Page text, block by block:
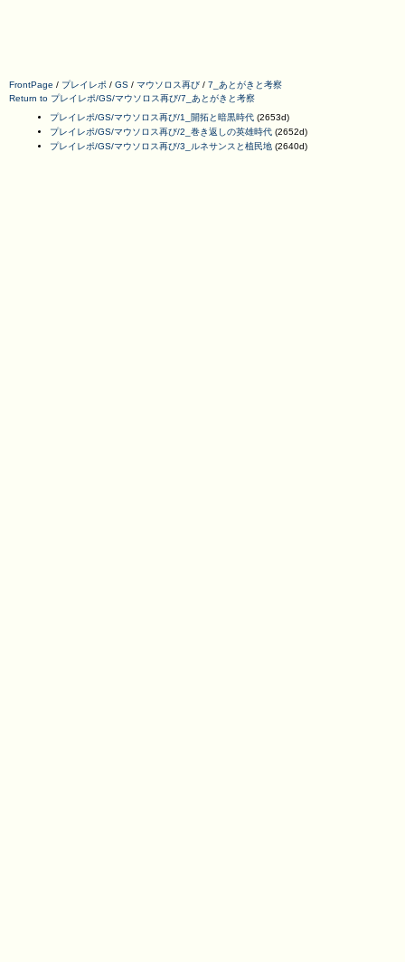
FrontPage / プレイレポ / GS / マウソロス再び / 7_あとがきと考察
Return to プレイレポ/GS/マウソロス再び/7_あとがきと考察
プレイレポ/GS/マウソロス再び/1_開拓と暗黒時代 (2653d)
プレイレポ/GS/マウソロス再び/2_巻き返しの英雄時代 (2652d)
プレイレポ/GS/マウソロス再び/3_ルネサンスと植民地 (2640d)